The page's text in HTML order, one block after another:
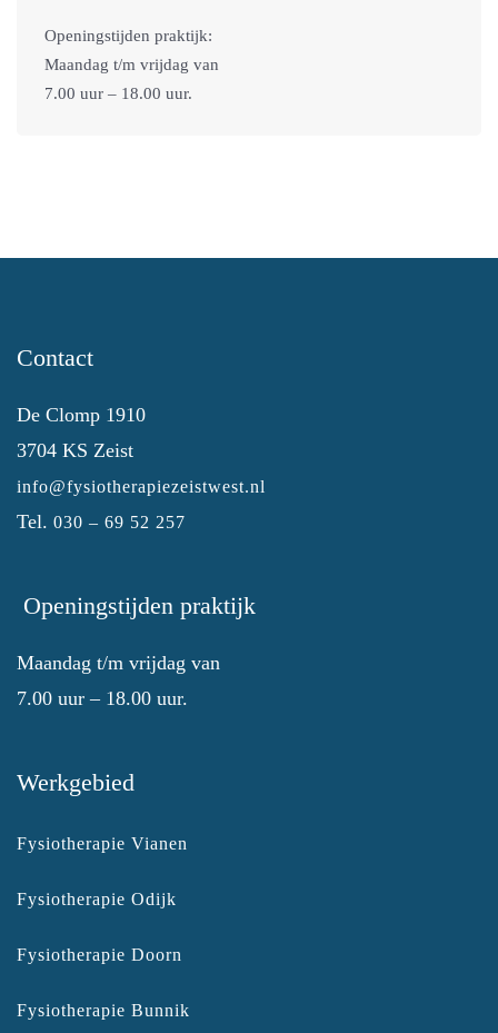
Openingstijden praktijk:
Maandag t/m vrijdag van
7.00 uur – 18.00 uur.
Contact
De Clomp 1910
3704 KS Zeist
info@fysiotherapiezeistwest.nl
Tel. 030 – 69 52 257
Openingstijden praktijk
Maandag t/m vrijdag van
7.00 uur – 18.00 uur.
Werkgebied
Fysiotherapie Vianen
Fysiotherapie Odijk
Fysiotherapie Doorn
Fysiotherapie Bunnik